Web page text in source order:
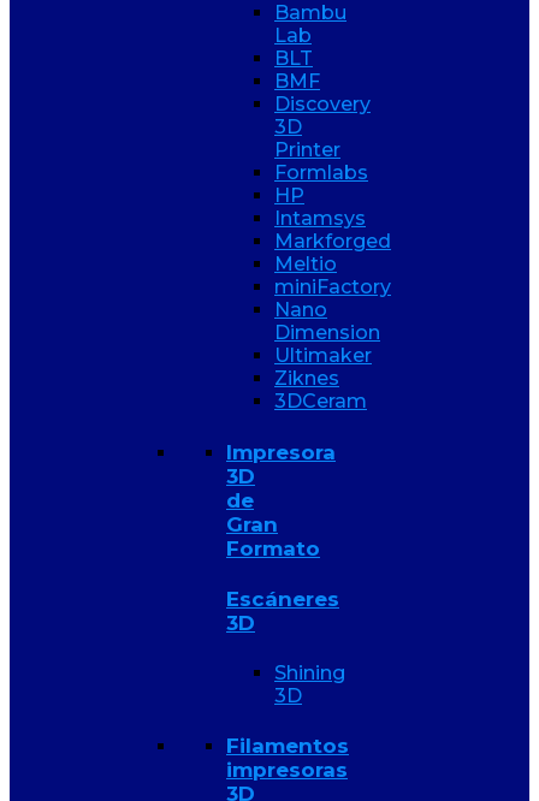
Bambu
Lab
BLT
BMF
Discovery
3D
Printer
Formlabs
HP
Intamsys
Markforged
Meltio
miniFactory
Nano
Dimension
Ultimaker
Ziknes
3DCeram
Impresora
3D
de
Gran
Formato
Escáneres
3D
Shining
3D
Filamentos
impresoras
3D